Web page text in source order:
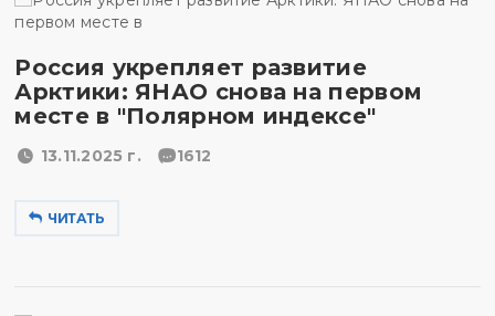
Россия укрепляет развитие
Арктики: ЯНАО снова на первом
месте в "Полярном индексе"
13.11.2025 г. 1612
ЧИТАТЬ